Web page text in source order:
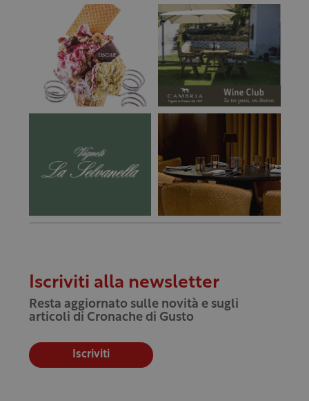
Iscriviti alla newsletter
Resta aggiornato sulle novità e sugli
articoli di Cronache di Gusto
Iscriviti